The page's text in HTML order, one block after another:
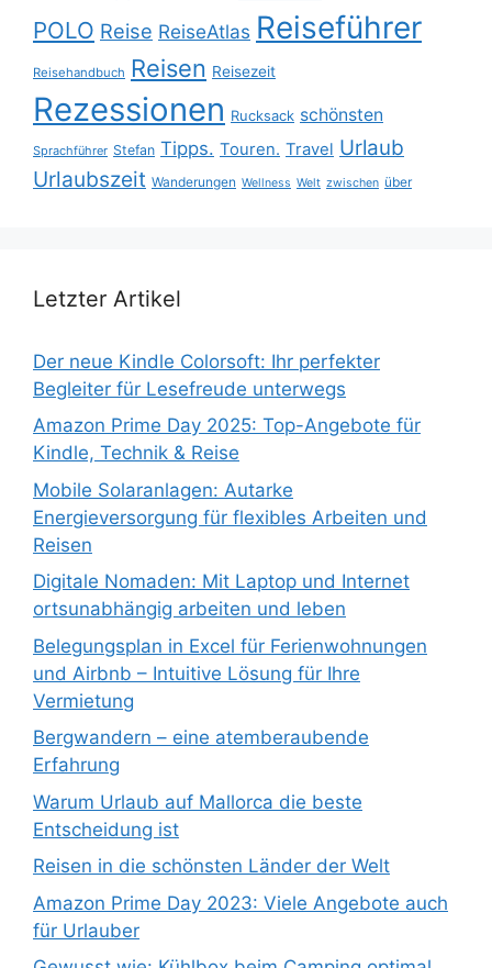
POLO Reise ReiseAtlas Reiseführer
Reisehandbuch Reisen Reisezeit
Rezessionen Rucksack schönsten
Sprachführer Stefan Tipps. Touren. Travel Urlaub
Urlaubszeit Wanderungen Wellness Welt zwischen über
Letzter Artikel
Der neue Kindle Colorsoft: Ihr perfekter
Begleiter für Lesefreude unterwegs
Amazon Prime Day 2025: Top-Angebote für
Kindle, Technik & Reise
Mobile Solaranlagen: Autarke
Energieversorgung für flexibles Arbeiten und
Reisen
Digitale Nomaden: Mit Laptop und Internet
ortsunabhängig arbeiten und leben
Belegungsplan in Excel für Ferienwohnungen
und Airbnb – Intuitive Lösung für Ihre
Vermietung
Bergwandern – eine atemberaubende
Erfahrung
Warum Urlaub auf Mallorca die beste
Entscheidung ist
Reisen in die schönsten Länder der Welt
Amazon Prime Day 2023: Viele Angebote auch
für Urlauber